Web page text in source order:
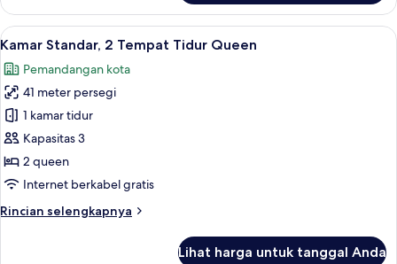
Kamar
Standar,
1
Tidur
King
Lihat
semua
foto
untuk
Kamar
Standar,
2
Tempat
Queen
Kamar Standar, 2 Tempat Tidur
8
Kamar Standar, 2 Tempat Tidur Queen
Pemandangan kota
41 meter persegi
1 kamar tidur
Kapasitas 3
2 queen
Internet berkabel gratis
Rincian selengkapnya
Rincian
Lihat harga untuk tanggal Anda